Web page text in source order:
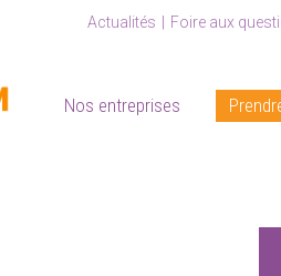
Nos entreprises
Actualités Foire aux